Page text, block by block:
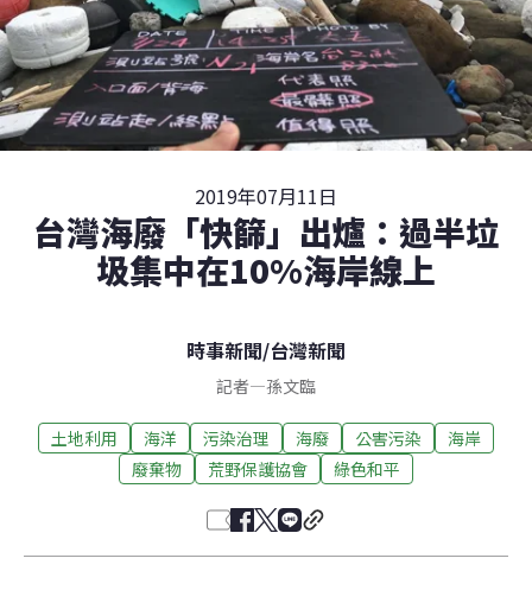
2019年07月11日
台灣海廢「快篩」出爐：過半垃
圾集中在10%海岸線上
時事新聞/台灣新聞
記者—孫文臨
土地利用 海洋 污染治理 海廢 公害污染
海岸
廢棄物
荒野保護協會 綠色和平